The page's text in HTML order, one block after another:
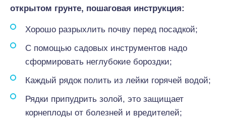
открытом грунте, пошаговая инструкция:
Хорошо разрыхлить почву перед посадкой;
С помощью садовых инструментов надо
сформировать неглубокие бороздки;
Каждый рядок полить из лейки горячей водой;
Рядки припудрить золой, это защищает
корнеплоды от болезней и вредителей;